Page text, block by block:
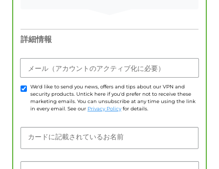
詳細情報
メール（アカウントのアクティブ化に必要）
We'd like to send you news, offers and tips about our VPN and
security products. Untick here if you'd prefer not to receive these
marketing emails. You can unsubscribe at any time using the link
in every email. See our Privacy Policy for details.
カードに記載されているお名前